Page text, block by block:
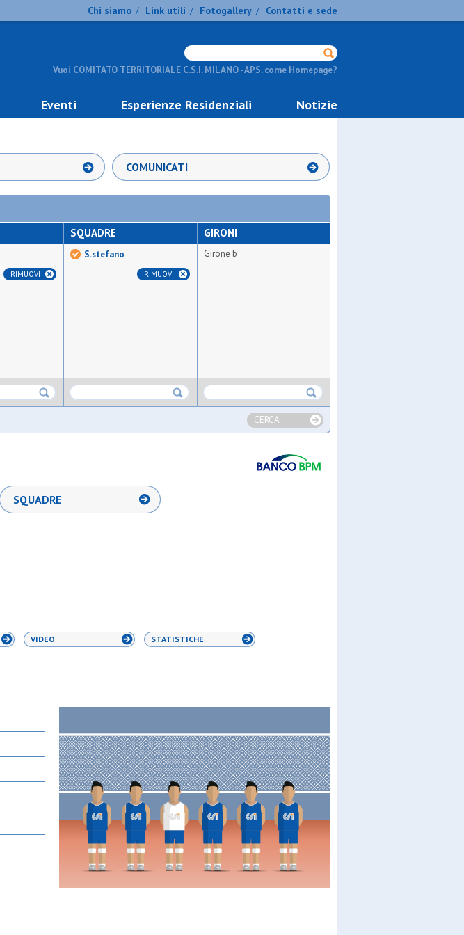
Chi siamo / Link utili / Fotogallery / Contatti e sede
Vuoi COMITATO TERRITORIALE C.S.I. MILANO - APS. come Homepage?
Eventi Esperienze Residenziali Notizie
COMUNICATI
RIMUOVI
SQUADRE
S.stefano
RIMUOVI
GIRONI
Girone b
CERCA
SQUADRE
VIDEO STATISTICHE